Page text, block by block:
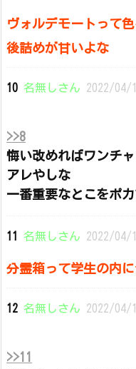
ヴォルデモートって
後詰めが甘いよな
10 名無しさん 2022/04/
>>8
悔い改めればワンチ
アレやしな
一番重要なとこをポ
11 名無しさん 2022/
分霊箱って学生の内
12 名無しさん 2022/04/
>>11